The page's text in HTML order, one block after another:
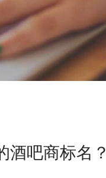
酒吧商标名？